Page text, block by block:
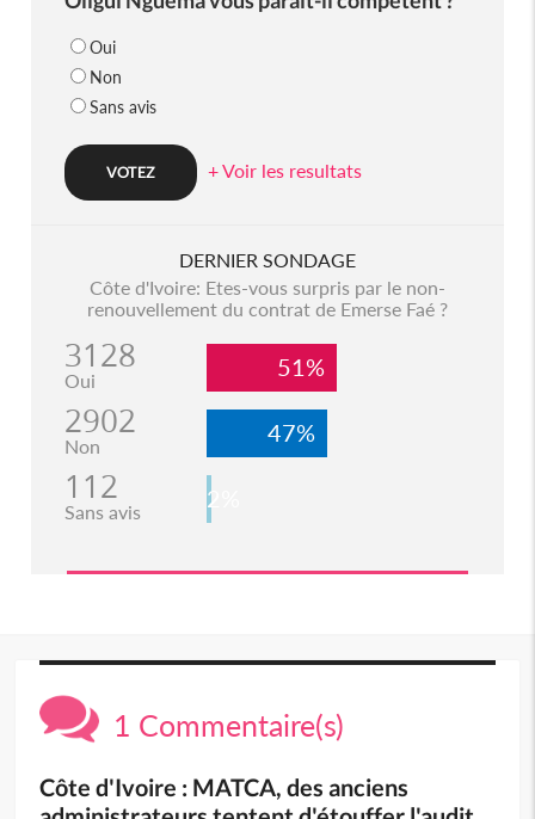
Oui
Non
Sans avis
+ Voir les resultats
DERNIER SONDAGE
Côte d'Ivoire: Etes-vous surpris par le non-
renouvellement du contrat de Emerse Faé ?
3128
Oui 51%
2902
Non 47%
112
Sans avis 2%
1 Commentaire(s)
Côte d'Ivoire : MATCA, des anciens